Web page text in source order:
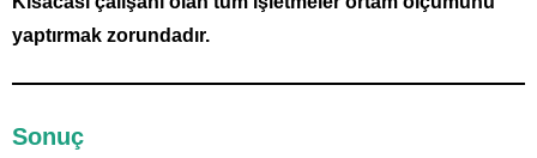
yaptırmak zorundadır.
Sonuç